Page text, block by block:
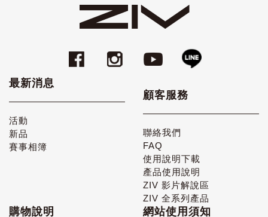
最新消息
活動
新品
賽事相簿
顧客服務
聯絡我們
FAQ
使用說明下載
產品使用說明
ZIV 影片解說區
ZIV 全系列產品
購物說明 網站使用須知